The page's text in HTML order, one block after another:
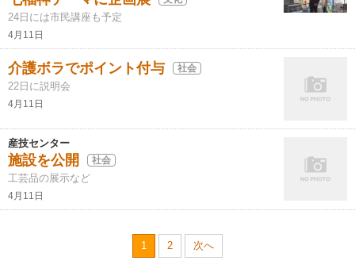
24日には市民講座も予定
4月11日
介護ボラでポイント付与 社会
22日に説明会
4月11日
産技センター
施設を公開 社会
工芸品の展示など
4月11日
1 2 次へ